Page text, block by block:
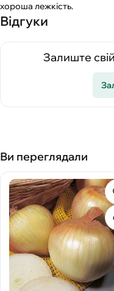
хороша лежкість.
Відгуки
Залиште
Ви переглядали